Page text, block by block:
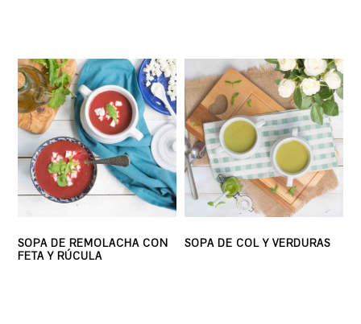
SOPA DE REMOLACHA CON
FETA Y RÚCULA
SOPA DE COL Y VERDURAS